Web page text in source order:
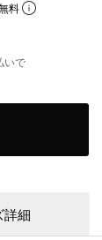
料
いで
詳細